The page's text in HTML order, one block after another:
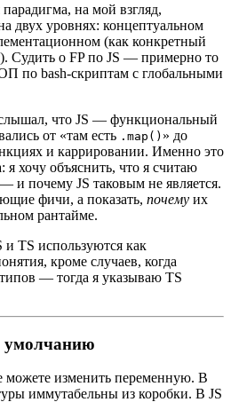
на мой взгляд,
двух уровнях: концептуальном
(как конкретный
Судить о FP по JS — примерно то
по bash-скриптам с глобальными
что JS — функциональный
от «там есть .map() » до
и каррировании. Именно это
я хочу объяснить, что я считаю
почему JS таковым не является.
фичи, а показать, почему их
рантайме.
и TS используются как
кроме случаев, когда
— тогда я указываю TS
умолчанию
можете изменить переменную. В
иммутабельны из коробки. В JS